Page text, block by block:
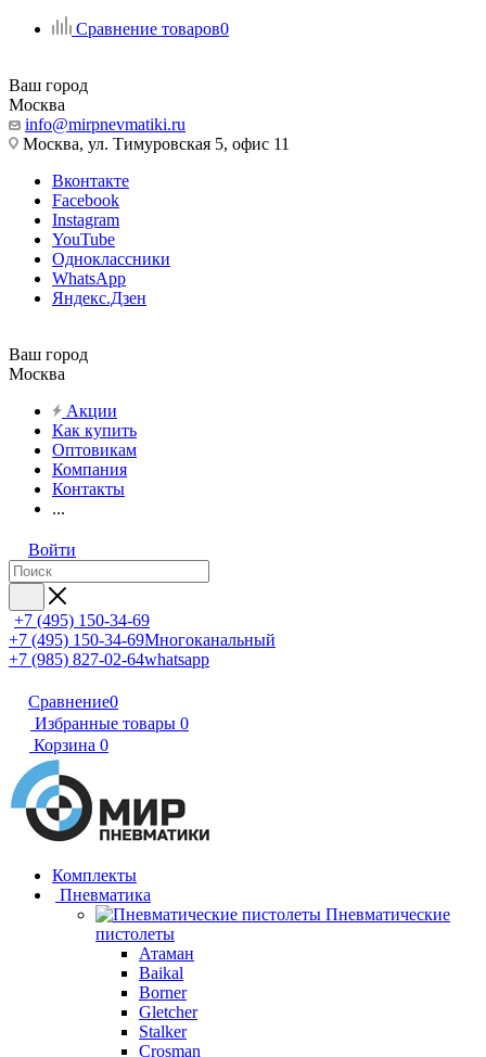
Сравнение товаров0
Ваш город
Москва
info@mirpnevmatiki.ru
Москва, ул. Тимуровская 5, офис 11
Вконтакте
Facebook
Instagram
YouTube
Одноклассники
WhatsApp
Яндекс.Дзен
Ваш город
Москва
Акции
Как купить
Оптовикам
Компания
Контакты
...
Войти
+7 (495) 150-34-69
+7 (495) 150-34-69Многоканальный
+7 (985) 827-02-64whatsapp
Сравнение0
Избранные товары 0
Корзина 0
Комплекты
Пневматика
Пневматические
пистолеты
Атаман
Baikal
Borner
Gletcher
Stalker
Crosman